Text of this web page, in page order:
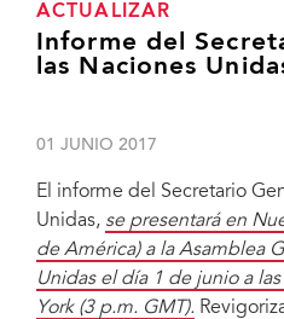
ACTUALIZAR
Informe del
las Naciones
01 JUNIO 2017
El informe del Secretario
Unidas, se presentará en
de América) a la Asamblea
Unidas el día 1 de junio a
York (3 p.m. GMT).